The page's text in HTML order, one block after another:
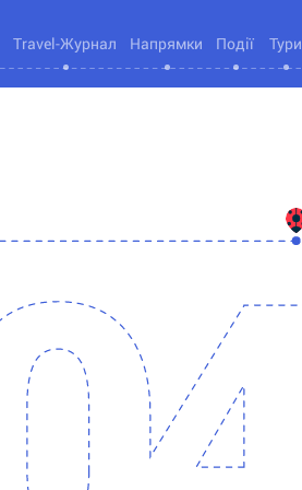
Travel-Журнал Напрямки Події Тури